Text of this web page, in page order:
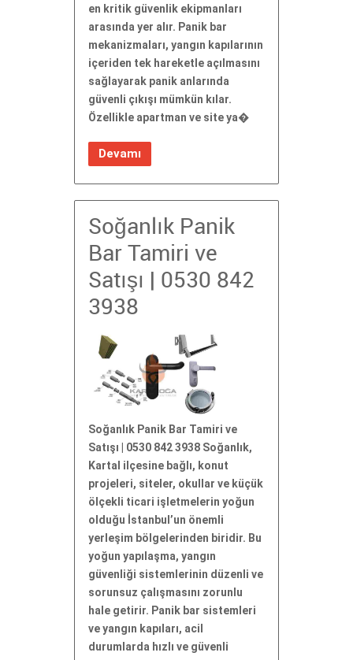
en kritik güvenlik ekipmanları
arasında yer alır. Panik bar
mekanizmaları, yangın kapılarının
içeriden tek hareketle açılmasını
sağlayarak panik anlarında
güvenli çıkışı mümkün kılar.
Özellikle apartman ve site ya�
Devamı
Soğanlık Panik
Bar Tamiri ve
Satışı | 0530 842
3938
Soğanlık Panik Bar Tamiri ve
Satışı | 0530 842 3938 Soğanlık,
Kartal ilçesine bağlı, konut
projeleri, siteler, okullar ve küçük
ölçekli ticari işletmelerin yoğun
olduğu İstanbul’un önemli
yerleşim bölgelerinden biridir. Bu
yoğun yapılaşma, yangın
güvenliği sistemlerinin düzenli ve
sorunsuz çalışmasını zorunlu
hale getirir. Panik bar sistemleri
ve yangın kapıları, acil
durumlarda hızlı ve güvenli